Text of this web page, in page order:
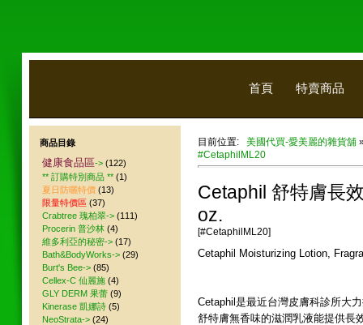
首頁 特賣商品
目前位置: 美國代買-愛美麗的雜貨舖
#CetaphilML20
Cetaphil 舒特膚長
oz.
[#CetaphilML20]
Cetaphil Moisturizing Lotion,
Cetaphil是最近台灣皮膚科診所大
舒特膚無香味的滋潤乳液能提供長
商品目錄
健康食品區-> (122)
** 訂購特別商品 ** (1)
夏日防曬特價 (13)
限量特價區 (37)
Crabtree 瑰柏翠-> (111)
Procerin 普沙林 (4)
維多利亞的秘密-> (17)
Bath&BodyWorks-> (29)
Burt's Bee-> (85)
Cellex-C 仙麗施 (4)
GLY DERM 果蕾 (9)
Kinerase 凱娜詩 (5)
NeoStrata-> (24)